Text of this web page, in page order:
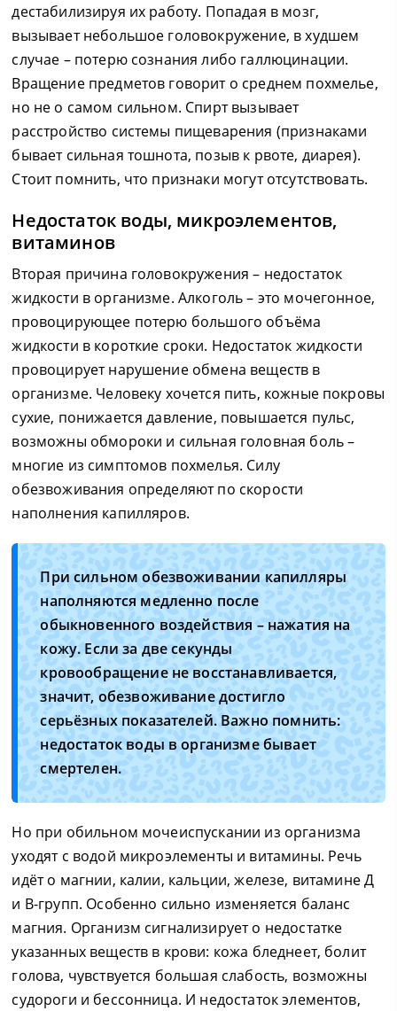
дестабилизируя их работу. Попадая в мозг,
вызывает небольшое головокружение, в худшем
случае – потерю сознания либо галлюцинации.
Вращение предметов говорит о среднем похмелье,
но не о самом сильном. Спирт вызывает
расстройство системы пищеварения (признаками
бывает сильная тошнота, позыв к рвоте, диарея).
Стоит помнить, что признаки могут отсутствовать.
Недостаток воды, микроэлементов,
витаминов
Вторая причина головокружения – недостаток
жидкости в организме. Алкоголь – это мочегонное,
провоцирующее потерю большого объёма
жидкости в короткие сроки. Недостаток жидкости
провоцирует нарушение обмена веществ в
организме. Человеку хочется пить, кожные покровы
сухие, понижается давление, повышается пульс,
возможны обмороки и сильная головная боль –
многие из симптомов похмелья. Силу
обезвоживания определяют по скорости
наполнения капилляров.
При сильном обезвоживании капилляры
наполняются медленно после
обыкновенного воздействия – нажатия на
кожу. Если за две секунды
кровообращение не восстанавливается,
значит, обезвоживание достигло
серьёзных показателей. Важно помнить:
недостаток воды в организме бывает
смертелен.
Но при обильном мочеиспускании из организма
уходят с водой микроэлементы и витамины. Речь
идёт о магнии, калии, кальции, железе, витамине Д
и В-групп. Особенно сильно изменяется баланс
магния. Организм сигнализирует о недостатке
указанных веществ в крови: кожа бледнеет, болит
голова, чувствуется большая слабость, возможны
судороги и бессонница. И недостаток элементов,